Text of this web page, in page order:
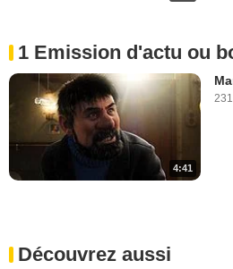
1 Emission d'actu ou
4:41
Découvrez aussi